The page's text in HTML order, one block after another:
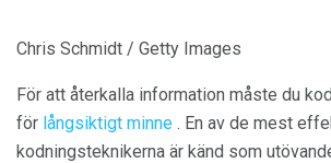
Chris Schmidt / Getty Images
För att återkalla information måste du
för långsiktigt minne . En av de mest
kodningsteknikerna är känd som